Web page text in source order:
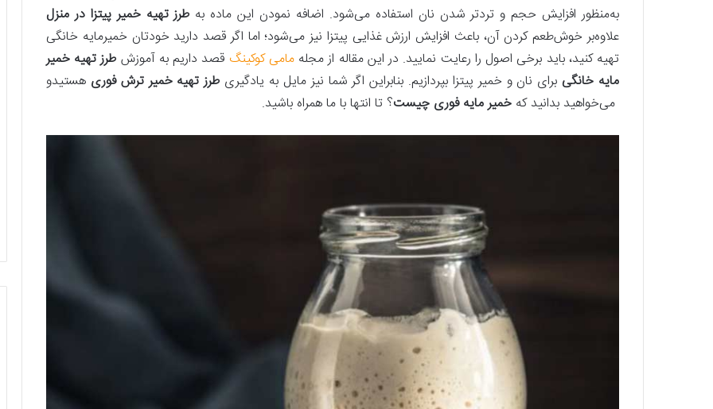
به‌منظور افزایش حجم و تردتر شدن نان استفاده می‌شود. اضافه نمودن این ماده به طرز تهيه خمير پيتزا در منزل
علاوه‌بر خوش‌طعم کردن آن، باعث افزایش ارزش غذایی پیتزا نیز می‌شود؛ اما اگر قصد دارید خودتان خمیرمایه خانگی
تهیه کنید، باید برخی اصول را رعایت نمایید. در این مقاله از مجلهمامی کوکینگ قصد داریم به آموزش طرز تهیه خمیر
مایه خانگیبرای نان و خمیر پیتزا بپردازیم. بنابراین اگر شما نیز مایل به یادگیری طرز تهیه خمیر ترش فوری هستیدو
می‌خواهید بدانید که خمیر مایه فوری چیست؟ تا انتها با ما همراه باشید.